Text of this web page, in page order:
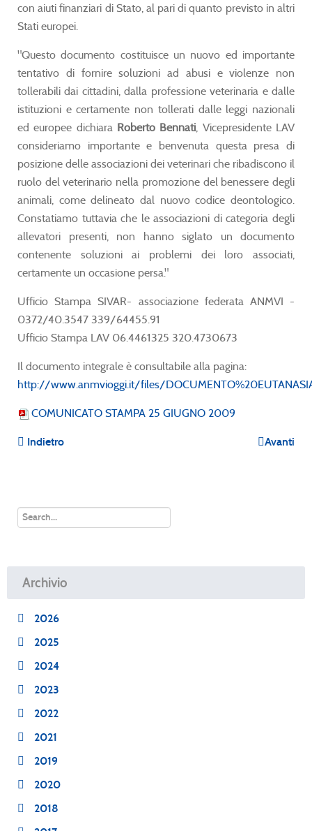
con aiuti finanziari di Stato, al pari di quanto previsto in altri
Stati europei.
"Questo documento costituisce un nuovo ed importante
tentativo di fornire soluzioni ad abusi e violenze non
tollerabili dai cittadini, dalla professione veterinaria e dalle
istituzioni e certamente non tollerati dalle leggi nazionali
ed europee dichiara Roberto Bennati , Vicepresidente LAV
consideriamo importante e benvenuta questa presa di
posizione delle associazioni dei veterinari che ribadiscono il
ruolo del veterinario nella promozione del benessere degli
animali, come delineato dal nuovo codice deontologico.
Constatiamo tuttavia che le associazioni di categoria degli
allevatori presenti, non hanno siglato un documento
contenente soluzioni ai problemi dei loro associati,
certamente un occasione persa."
Ufficio Stampa SIVAR- associazione federata ANMVI -
0372/40.3547 339/64455.91
Ufficio Stampa LAV 06.4461325 320.4730673
Il documento integrale è consultabile alla pagina:
http://www.anmvioggi.it/files/
COMUNICATO STAMPA 25 GIUGNO 2009
Indietro Avanti
Archivio
2026
2025
2024
2023
2022
2021
2019
2020
2018